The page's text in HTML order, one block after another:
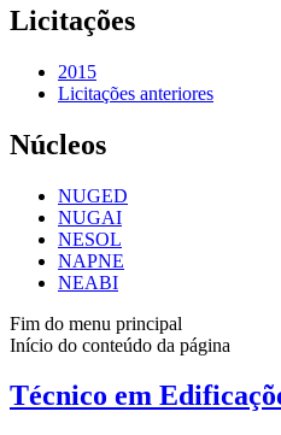
Licitações
2015
Licitações anteriores
Núcleos
NUGED
NUGAI
NESOL
NAPNE
NEABI
Fim do menu principal
Início do conteúdo da página
Técnico em